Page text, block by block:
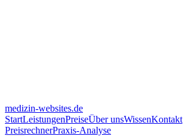
medizin-websites.de
StartLeistungenPreiseÜber unsWissenKontakt
PreisrechnerPraxis-Analyse